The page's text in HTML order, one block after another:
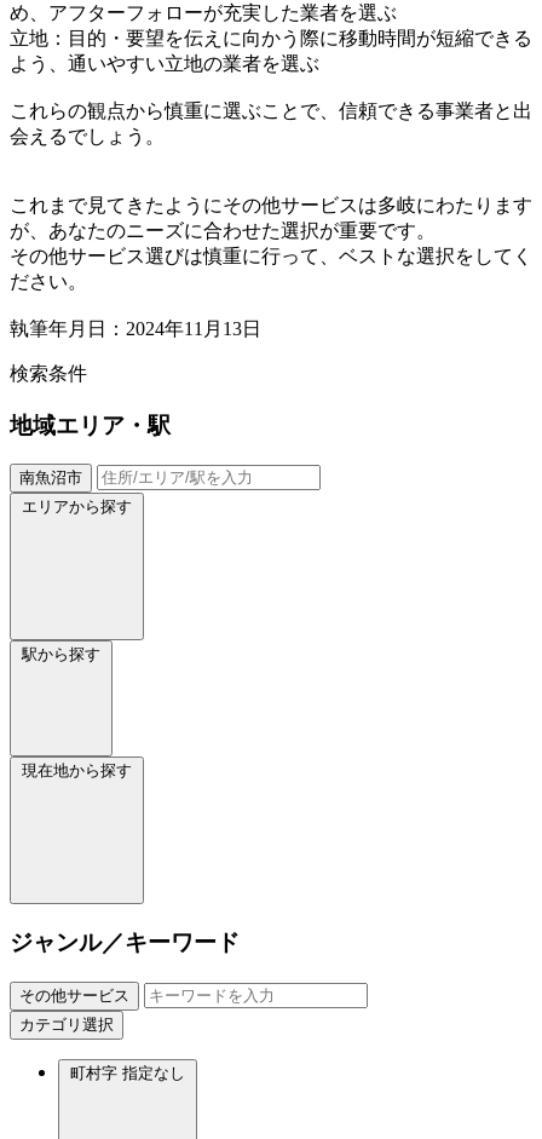
め、アフターフォローが充実した業者を選ぶ
立地：目的・要望を伝えに向かう際に移動時間が短縮できる
よう、通いやすい立地の業者を選ぶ
これらの観点から慎重に選ぶことで、信頼できる事業者と出
会えるでしょう。
これまで見てきたようにその他サービスは多岐にわたります
が、あなたのニーズに合わせた選択が重要です。
その他サービス選びは慎重に行って、ベストな選択をしてく
ださい。
執筆年月日：2024年11月13日
検索条件
地域エリア・駅
南魚沼市
エリアから探す
駅から探す
現在地から探す
ジャンル／キーワード
その他サービス
カテゴリ選択
町村字 指定なし